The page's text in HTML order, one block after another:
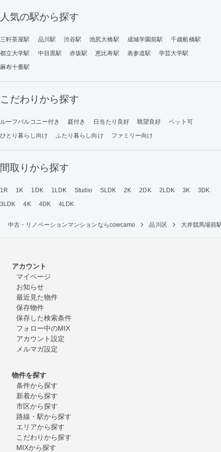
人気の駅から探す
三軒茶屋駅 品川駅 渋谷駅 池尻大橋駅 成城学園前駅
千歳船橋駅
都立大学駅
中目黒駅 赤坂駅 恵比寿駅 表参道駅
学芸大学駅
麻布十番駅
こだわりから探す
ルーフバルコニー付き 庭付き 日当たり良好 眺望良好
ペット可
ひとり暮らし向け
ふたり暮らし向け ファミリー向け
間取りから探す
1R 1K 1DK 1LDK Studio SLDK 2K 2DK 2LDK 3K
3DK
3LDK
4K 4DK 4LDK
中古・リノベーションマンションならcowcamo 品川区 大井競馬場前
アカウント
マイページ
お知らせ
最近見た物件
保存物件
保存した検索条件
フォロー中のMIX
アカウント設定
メルマガ設定
物件を探す
条件から探す
新着から探す
市区から探す
路線・駅から探す
エリアから探す
こだわりから探す
MIXから探す